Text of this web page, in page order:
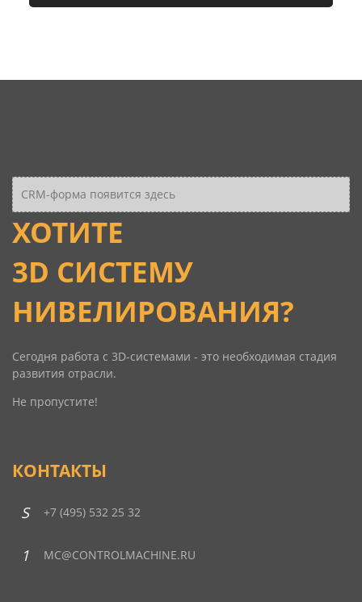
CRM-форма появится здесь
ХОТИТЕ
3D СИСТЕМУ
НИВЕЛИРОВАНИЯ?
Сегодня работа c 3D-системами - это необходимая стадия
развития отрасли.
Не пропустите!
КОНТАКТЫ
+7 (495) 532 25 32
MC@CONTROLMACHINE.RU